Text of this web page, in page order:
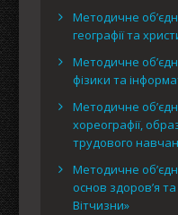
Методичне
географії та
Методичне
фізики та
Методичне
хореографії,
трудового
Методичне
основ здоров’я
Вітчизни»